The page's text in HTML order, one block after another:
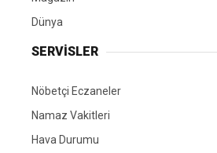
Dünya
SERVİSLER
Nöbetçi Eczaneler
Namaz Vakitleri
Hava Durumu